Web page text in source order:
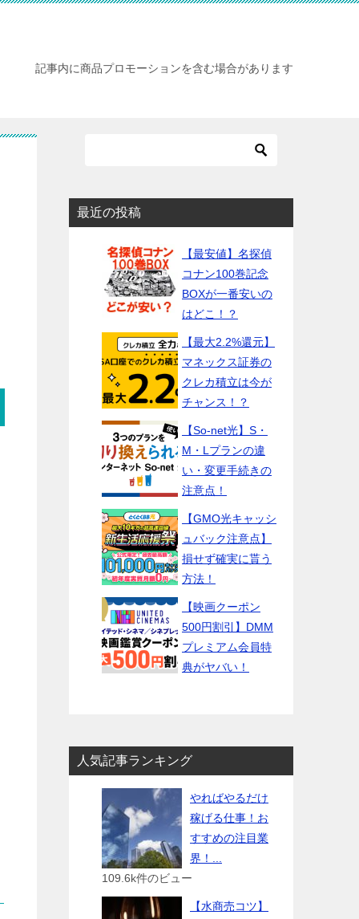
記事内に商品プロモーションを含む場合があります
最近の投稿
【最安値】名探偵
コナン100巻記念
BOXが一番安いの
はどこ！？
【最大2.2%還元】
マネックス証券の
クレカ積立は今が
チャンス！？
【So-net光】S・
M・Lプランの違
い・変更手続きの
注意点！
【GMO光キャッシ
ュバック注意点】
損せず確実に貰う
方法！
【映画クーポン
500円割引】DMM
プレミアム会員特
典がヤバい！
人気記事ランキング
やればやるだけ
稼げる仕事！お
すすめの注目業
界！...
109.6k件のビュー
【水商売コツ】